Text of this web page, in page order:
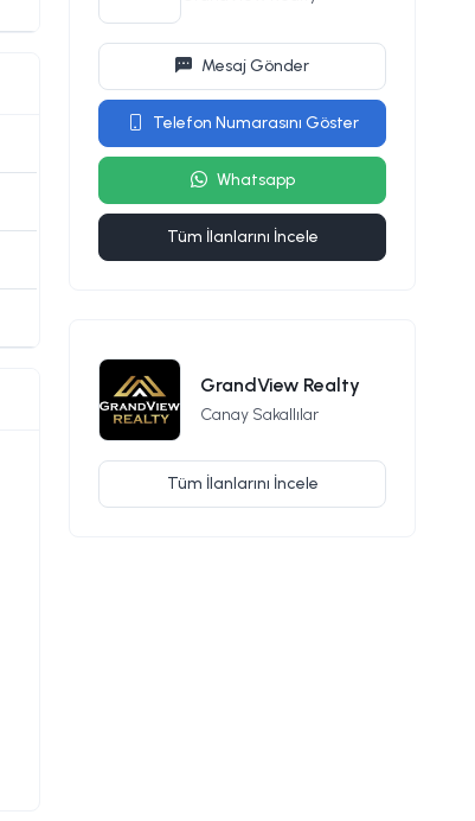
Mesaj Gönder
Telefon Numarasını Göster
Whatsapp
Tüm İlanlarını İncele
GrandView Realty
Canay Sakallılar
Tüm İlanlarını İncele